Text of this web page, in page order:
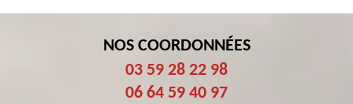
NOS COORDONNÉES
03 59 28 22 98
06 64 59 40 97